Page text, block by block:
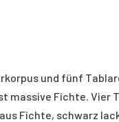
und fünf
massive Fichte. Vier
Fichte, schwarz